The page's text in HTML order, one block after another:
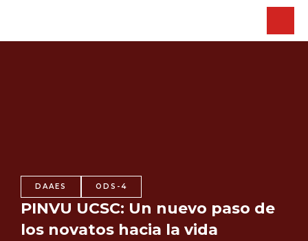
DAAES ODS-4
PINVU UCSC: Un nuevo paso de
los novatos hacia la vida